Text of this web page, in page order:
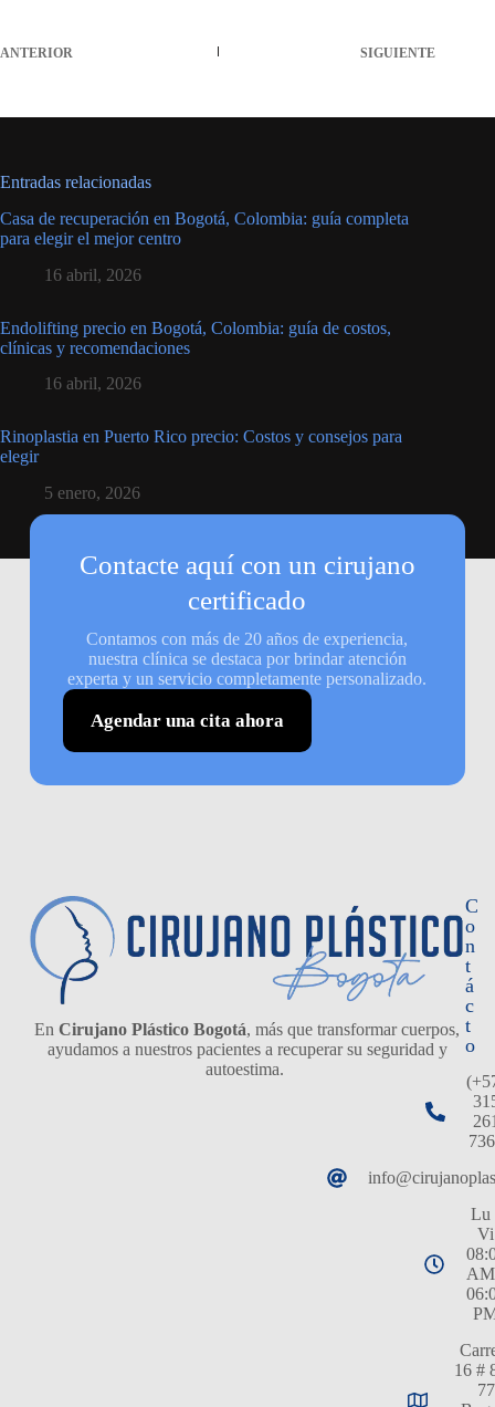
ANTERIOR SIGUIENTE
Entradas relacionadas
Casa de recuperación en Bogotá, Colombia: guía completa
para elegir el mejor centro
16 abril, 2026
Endolifting precio en Bogotá, Colombia: guía de costos,
clínicas y recomendaciones
16 abril, 2026
Rinoplastia en Puerto Rico precio: Costos y consejos para
elegir
5 enero, 2026
Contacte aquí con un cirujano
certificado
Contamos con más de 20 años de experiencia,
nuestra clínica se destaca por brindar atención
experta y un servicio completamente personalizado.
Agendar una cita ahora
En Cirujano Plástico Bogotá, más que transformar cuerpos,
ayudamos a nuestros pacientes a recuperar su seguridad y
autoestima.
C
o
n
t
á
c
t
o
Lu
Vi
16 #
77